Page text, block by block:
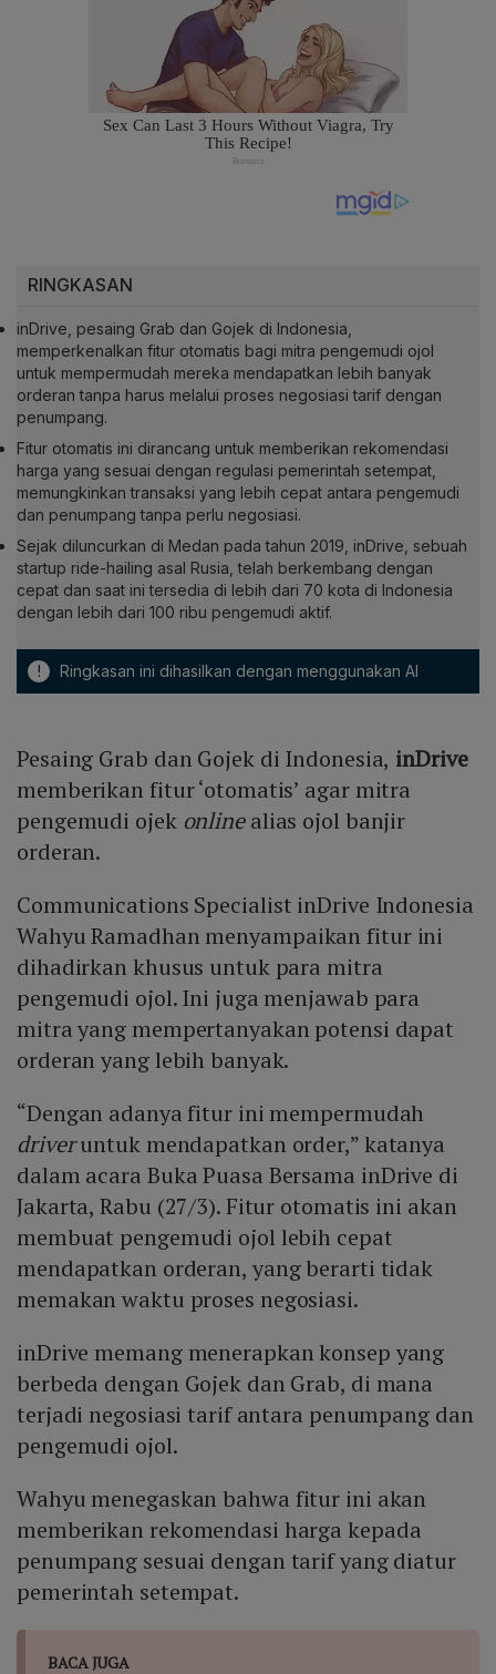
RINGKASAN
inDrive, pesaing Grab dan Gojek di Indonesia,
memperkenalkan fitur otomatis bagi mitra pengemudi ojol
untuk mempermudah mereka mendapatkan lebih banyak
orderan tanpa harus melalui proses negosiasi tarif dengan
penumpang.
Fitur otomatis ini dirancang untuk memberikan rekomendasi
harga yang sesuai dengan regulasi pemerintah setempat,
memungkinkan transaksi yang lebih cepat antara pengemudi
dan penumpang tanpa perlu negosiasi.
Sejak diluncurkan di Medan pada tahun 2019, inDrive, sebuah
startup ride-hailing asal Rusia, telah berkembang dengan
cepat dan saat ini tersedia di lebih dari 70 kota di Indonesia
dengan lebih dari 100 ribu pengemudi aktif.
! Ringkasan ini dihasilkan dengan menggunakan AI
Pesaing Grab dan Gojek di Indonesia, inDrive
memberikan fitur ‘otomatis’ agar mitra
pengemudi ojek onlinealias ojol banjir
orderan.
Communications Specialist inDrive Indonesia
Wahyu Ramadhan menyampaikan fitur ini
dihadirkan khusus untuk para mitra
pengemudi ojol. Ini juga menjawab para
mitra yang mempertanyakan potensi dapat
orderan yang lebih banyak.
“Dengan adanya fitur ini mempermudah
driveruntuk mendapatkan order,” katanya
dalam acara Buka Puasa Bersama inDrive di
Jakarta, Rabu (27/3). Fitur otomatis ini akan
membuat pengemudi ojol lebih cepat
mendapatkan orderan, yang berarti tidak
memakan waktu proses negosiasi.
inDrive memang menerapkan konsep yang
berbeda dengan Gojek dan Grab, di mana
terjadi negosiasi tarif antara penumpang dan
pengemudi ojol.
Wahyu menegaskan bahwa fitur ini akan
memberikan rekomendasi harga kepada
penumpang sesuai dengan tarif yang diatur
pemerintah setempat.
BACA JUGA